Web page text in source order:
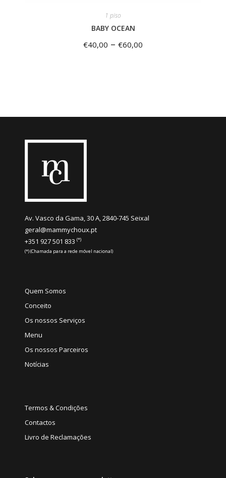
1 piso
BABY OCEAN
€40,00 – €60,00
Av. Vasco da Gama, 30 A, 2840-745 Seixal
geral@mammychoux.pt
+351 927 501 833 (*)
(*) (Chamada para a rede móvel nacional)
Quem Somos
Conceito
Os nossos Serviços
Menu
Os nossos Parceiros
Notícias
Termos & Condições
Contactos
Livro de Reclamações